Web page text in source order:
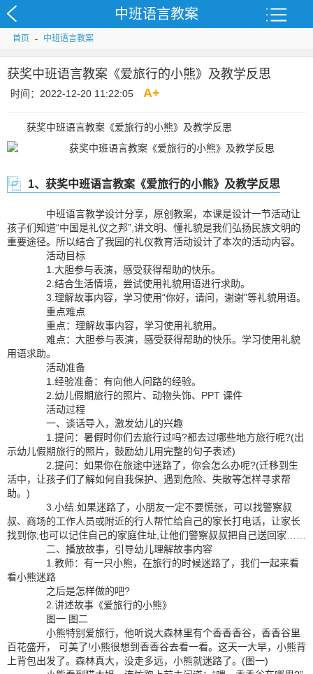
中班语言教案
首页 - 中班语言教案
获奖中班语言教案《爱旅行的小熊》及教学反思
时间：2022-12-20 11:22:05 A+
获奖中班语言教案《爱旅行的小熊》及教学反思
1、获奖中班语言教案《爱旅行的小熊》及教学反思
中班语言教学设计分享，原创教案，本课是设计一节活动让
孩子们知道“中国是礼仪之邦”,讲文明、懂礼貌是我们弘扬民族文明的
重要途径。所以结合了我园的礼仪教育活动设计了本次的活动内容。
活动目标
1.大胆参与表演，感受获得帮助的快乐。
2.结合生活情境，尝试使用礼貌用语进行求助。
3.理解故事内容，学习使用“你好，请问，谢谢”等礼貌用语。
重点难点
重点：理解故事内容，学习使用礼貌用。
难点：大胆参与表演，感受获得帮助的快乐。学习使用礼貌
用语求助。
活动准备
1.经验准备：有向他人问路的经验。
2.幼儿假期旅行的照片、动物头饰、PPT 课件
活动过程
一、谈话导入，激发幼儿的兴趣
1.提问：暑假时你们去旅行过吗?都去过哪些地方旅行呢?(出
示幼儿假期旅行的照片，鼓励幼儿用完整的句子表述)
2.提问：如果你在旅途中迷路了，你会怎么办呢?(迁移到生
活中，让孩子们了解如何自我保护、遇到危险、失散等怎样寻求帮
助。)
3.小结:如果迷路了，小朋友一定不要慌张，可以找警察叔
叔、商场的工作人员或附近的行人帮忙给自己的家长打电话，让家长
找到你;也可以记住自己的家庭住址,让他们警察叔叔把自己送回家……
二、播放故事，引导幼儿理解故事内容
1.教师：有一只小熊，在旅行的时候迷路了，我们一起来看
看小熊迷路
之后是怎样做的吧?
2.讲述故事《爱旅行的小熊》
图一 图二
小熊特别爱旅行，他听说大森林里有个香香香谷，香香谷里
百花盛开， 可美了!小熊很想到香香谷去看一看。这天一大早，小熊背
上背包出发了。森林真大，没走多远，小熊就迷路了。(图一)